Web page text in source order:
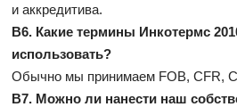
и аккредитива.
В6. Какие термины Инкотермс
использовать?
Обычно мы принимаем FOB, CFR,
В7. Можно ли нанести наш